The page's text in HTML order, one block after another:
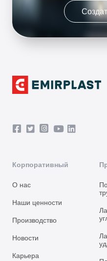
Корпоративный
О нас
Наши ценности
Производство
Новости
Карьера